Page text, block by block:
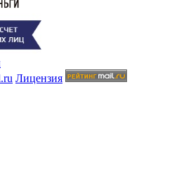
Лицензия